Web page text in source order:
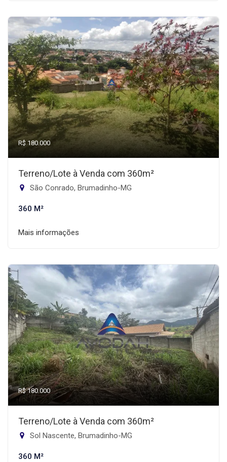
R$ 180.000
Terreno/Lote à Venda com 360m²
São Conrado, Brumadinho-MG
360 M²
Mais informações
R$ 180.000
Terreno/Lote à Venda com 360m²
Sol Nascente, Brumadinho-MG
360 M²